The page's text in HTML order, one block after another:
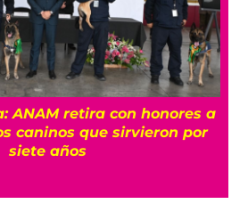
ANAM retira con honores a
caninos que sirvieron por
siete años